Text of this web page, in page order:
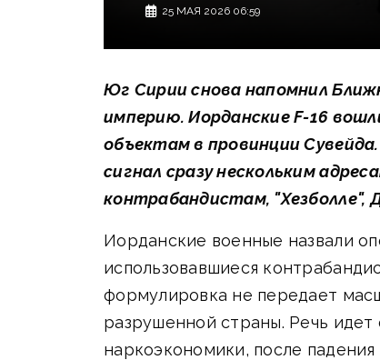
25 МАЯ 2026 06:59
Юг Сирии снова напомнил
империю. Иорданские F-16
объектам в провинции
сигнал сразу нескольким
контрабандистам, "Хезболле",
Иорданские военные назвали
использовавшиеся
формулировка не передает
разрушенной страны. Речь
наркоэкономики, после